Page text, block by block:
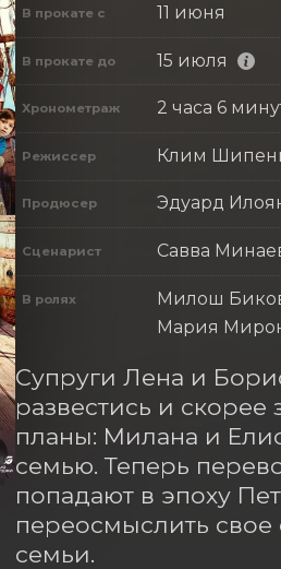
В прокате с 11 июня
В прокате до 15 июля
Хронометраж 2 часа 6
Режиссер Клим
Продюсер Эдуард
Сценарист Савва
В ролях
Милош
Мария
Супруги Лена и
развестись и скорее
планы: Милана и
семью. Теперь
попадают в эпоху
переосмыслить
семьи.